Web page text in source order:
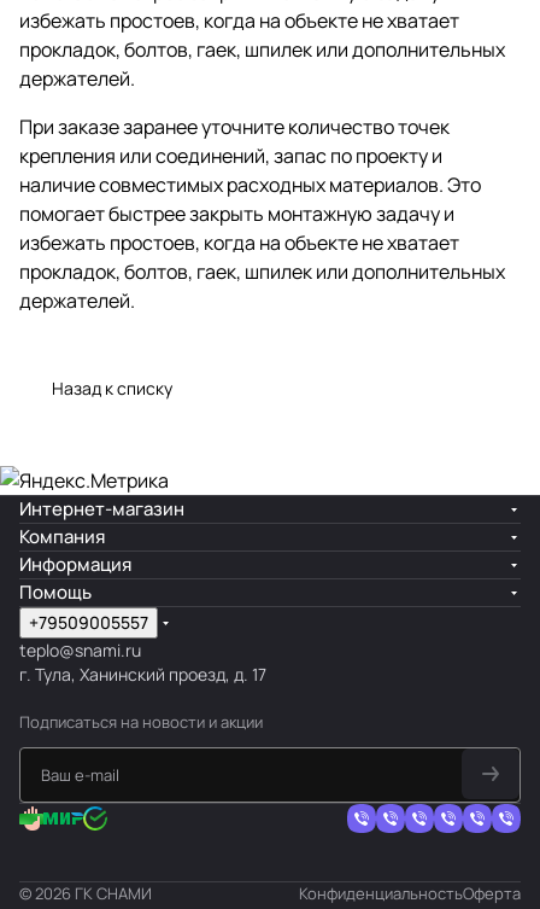
избежать простоев, когда на объекте не хватает
прокладок, болтов, гаек, шпилек или дополнительных
держателей.
При заказе заранее уточните количество точек
крепления или соединений, запас по проекту и
наличие совместимых расходных материалов. Это
помогает быстрее закрыть монтажную задачу и
избежать простоев, когда на объекте не хватает
прокладок, болтов, гаек, шпилек или дополнительных
держателей.
Назад к списку
Интернет-магазин
Компания
Информация
Помощь
+79509005557
teplo@snami.ru
г. Тула, Ханинский проезд, д. 17
Подписаться на новости и акции
© 2026 ГК СНАМИ КонфиденциальностьОферта